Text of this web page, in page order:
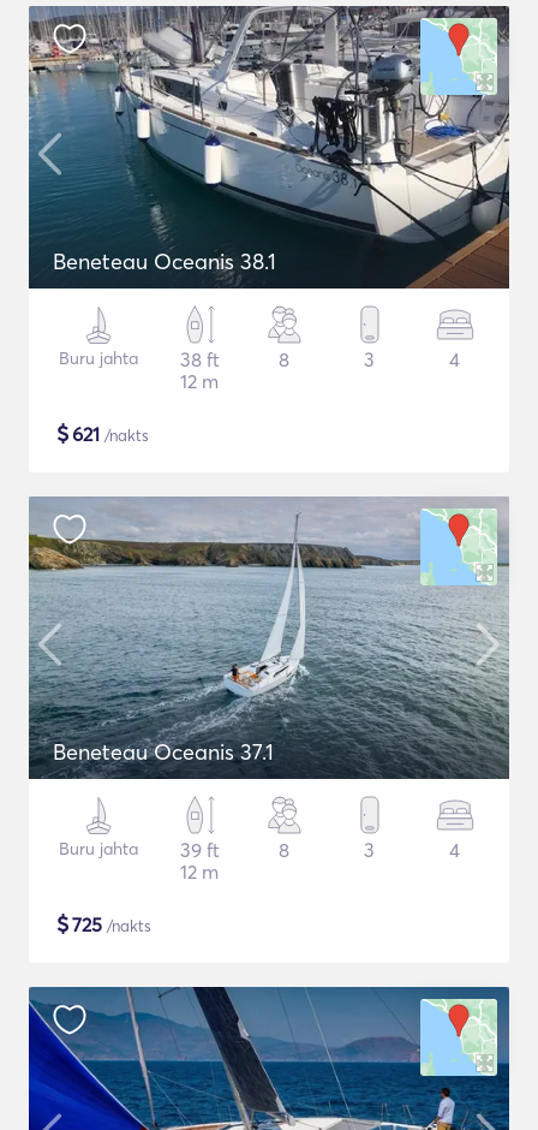
Beneteau Oceanis 38.1
Buru jahta
38 ft
12 m
8 3 4
$621 /nakts
Beneteau Oceanis 37.1
Buru jahta
39 ft
12 m
8 3 4
$725 /nakts